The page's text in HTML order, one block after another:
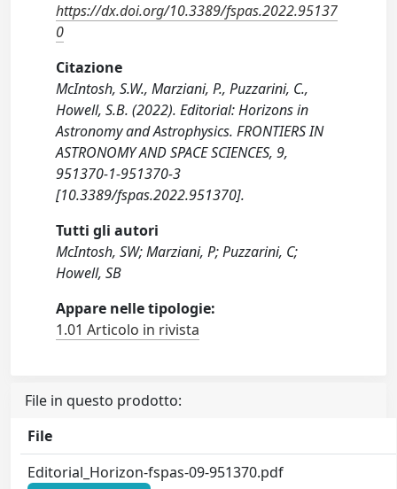
https://dx.doi.org/10.3389/fspas.2022.95137
0
Citazione
McIntosh, S.W., Marziani, P., Puzzarini, C.,
Howell, S.B. (2022). Editorial: Horizons in
Astronomy and Astrophysics. FRONTIERS IN
ASTRONOMY AND SPACE SCIENCES, 9,
951370-1-951370-3
[10.3389/fspas.2022.951370].
Tutti gli autori
McIntosh, SW; Marziani, P; Puzzarini, C;
Howell, SB
Appare nelle tipologie:
1.01 Articolo in rivista
File in questo prodotto:
File
Editorial_Horizon-fspas-09-951370.pdf